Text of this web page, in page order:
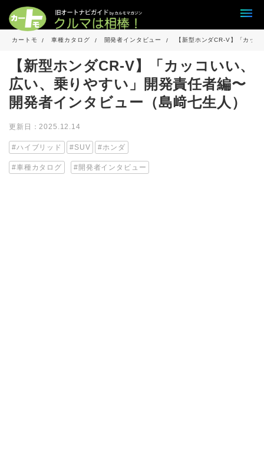
カートモ 車種カタログ 開発者インタビュー 【新型ホンダCR-V】「カッ
【新型ホンダCR-V】「カッコいい、
広い、乗りやすい」開発責任者編〜
開発者インタビュー（島﨑七生人）
更新日：2025.12.14
ハイブリッド SUV ホンダ
車種カタログ 開発者インタビュー